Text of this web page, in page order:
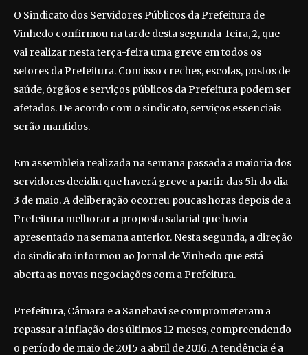
O Sindicato dos Servidores Públicos da Prefeitura de
Vinhedo confirmou na tarde desta segunda-feira, 2, que
vai realizar nesta terça-feira uma greve em todos os
setores da Prefeitura. Com isso creches, escolas, postos de
saúde, órgãos e serviços públicos da Prefeitura podem ser
afetados. De acordo com o sindicato, serviços essenciais
serão mantidos.
Em assembleia realizada na semana passada a maioria dos
servidores decidiu que haverá greve a partir das 5h do dia
3 de maio. A deliberação ocorreu poucas horas depois de a
Prefeitura melhorar a proposta salarial que havia
apresentado na semana anterior. Nesta segunda, a direção
do sindicato informou ao Jornal de Vinhedo que está
aberta as novas negociações com a Prefeitura.
Prefeitura, Câmara e a Sanebavi se comprometeram a
repassar a inflação dos últimos 12 meses, compreendendo
o período de maio de 2015 a abril de 2016. A tendência é a